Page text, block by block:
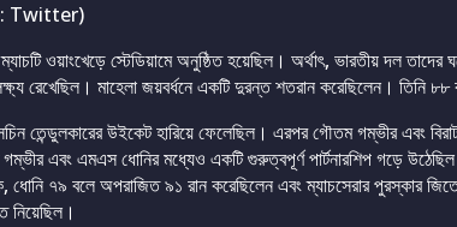
Twitter)
ওয়াংখেড়ে স্টেডিয়ামে অনুষ্ঠিত হয়েছিল। অর্থাৎ, ভারতীয় দল তাদের
রেখেছিল। মাহেলা জয়বর্ধনে একটি দুরন্ত শতরান করেছিলেন। তিনি
তেন্ডুলকারের উইকেট হারিয়ে ফেলেছিল। এরপর গৌতম গম্ভীর এবং
এবং এমএস ধোনির মধ্যেও একটি গুরুত্বপূর্ণ পার্টনারশিপ গড়ে
ধোনি ৭৯ বলে অপরাজিত ৯১ রান করেছিলেন এবং ম্যাচসেরার পুরস্কার
নিয়েছিল।